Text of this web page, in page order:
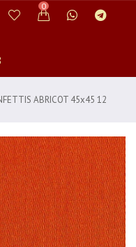
0
ABRICOT 45х45 12